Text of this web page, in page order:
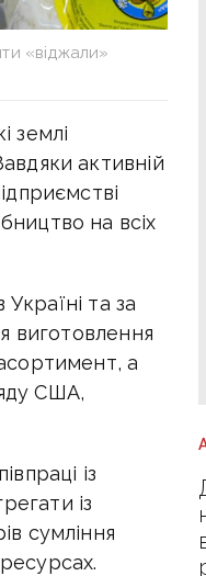
«віджали»
землі
активній
на всіх
та за
виготовлення
а
США,
із
із
сумління